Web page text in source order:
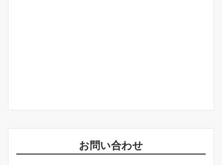
お問い合わせ